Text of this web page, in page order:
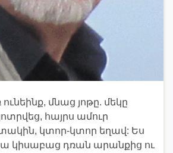
մնաց յոթը. մեկը
հայրս ամուր
կտոր-կտոր եղավ: Ես
կիսաբաց դռան արանքից ու